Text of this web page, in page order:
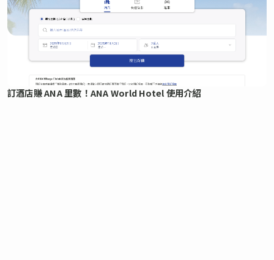
訂酒店賺 ANA 里數！ANA World Hotel 使用介紹